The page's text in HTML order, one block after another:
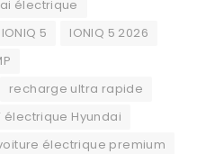
électrique
5
IONIQ 5 2026
recharge ultra rapide
électrique Hyundai
électrique premium